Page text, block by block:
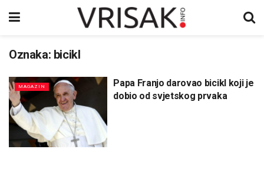
Oznaka: bicikl
MAGAZIN
Papa Franjo darovao bicikl koji je
dobio od svjetskog prvaka